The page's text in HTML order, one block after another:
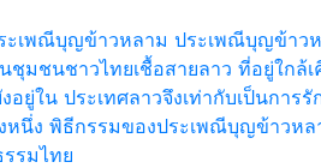
ะเพณีบุญข้าวหลาม ประเพณีบุญข้าว
ชุมชนชาวไทยเชื้อสายลาว ที่อยู่ใกล้
อยู่ใน ประเทศลาวจึงเท่ากับเป็นกา
หนึ่ง พิธีกรรมของประเพณีบุญข้าวห
รมไทย